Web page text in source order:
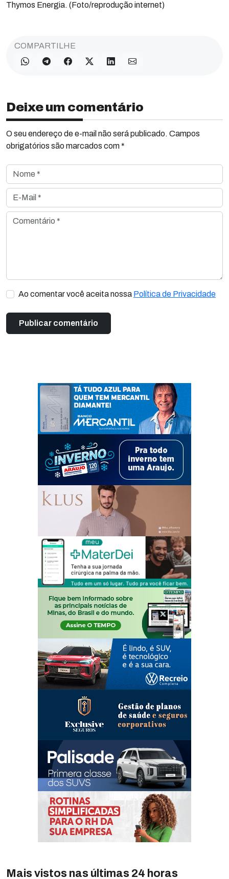
Thymos Energia. (Foto/reprodução internet)
COMPARTILHE
Deixe um comentário
O seu endereço de e-mail não será publicado. Campos
obrigatórios são marcados com *
Nome *
E-Mail *
Comentário *
Ao comentar você aceita nossa Política de Privacidade
Mais vistos nas últimas 24 horas